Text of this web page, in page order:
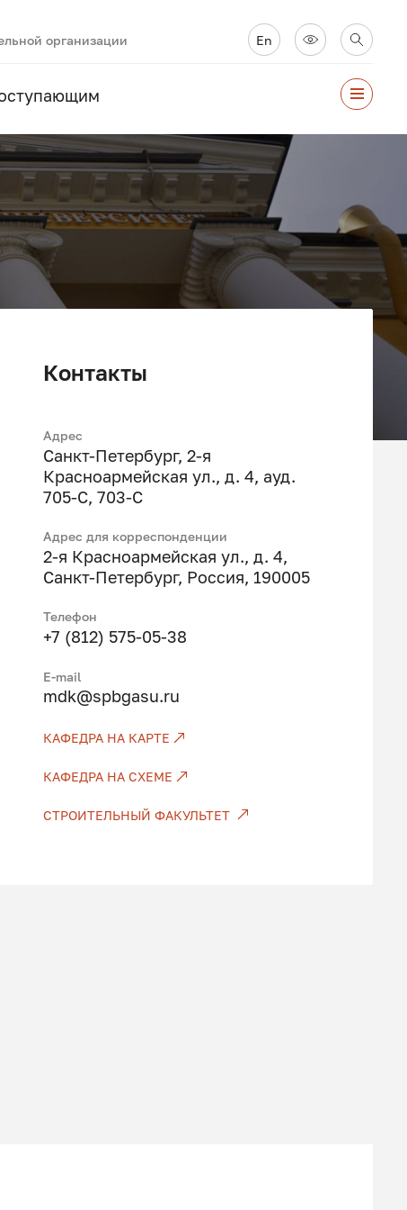
организации En
Контакты
Адрес
Санкт-Петербург, 2-я
Красноармейская ул., д. 4, ауд.
705-С, 703-С
Адрес для корреспонденции
2-я Красноармейская ул., д. 4,
Санкт-Петербург, Россия, 190005
Телефон
+7 (812) 575-05-38
Е-mail
mdk@spbgasu.ru
КАФЕДРА НА КАРТЕ
КАФЕДРА НА СХЕМЕ
СТРОИТЕЛЬНЫЙ ФАКУЛЬТЕТ